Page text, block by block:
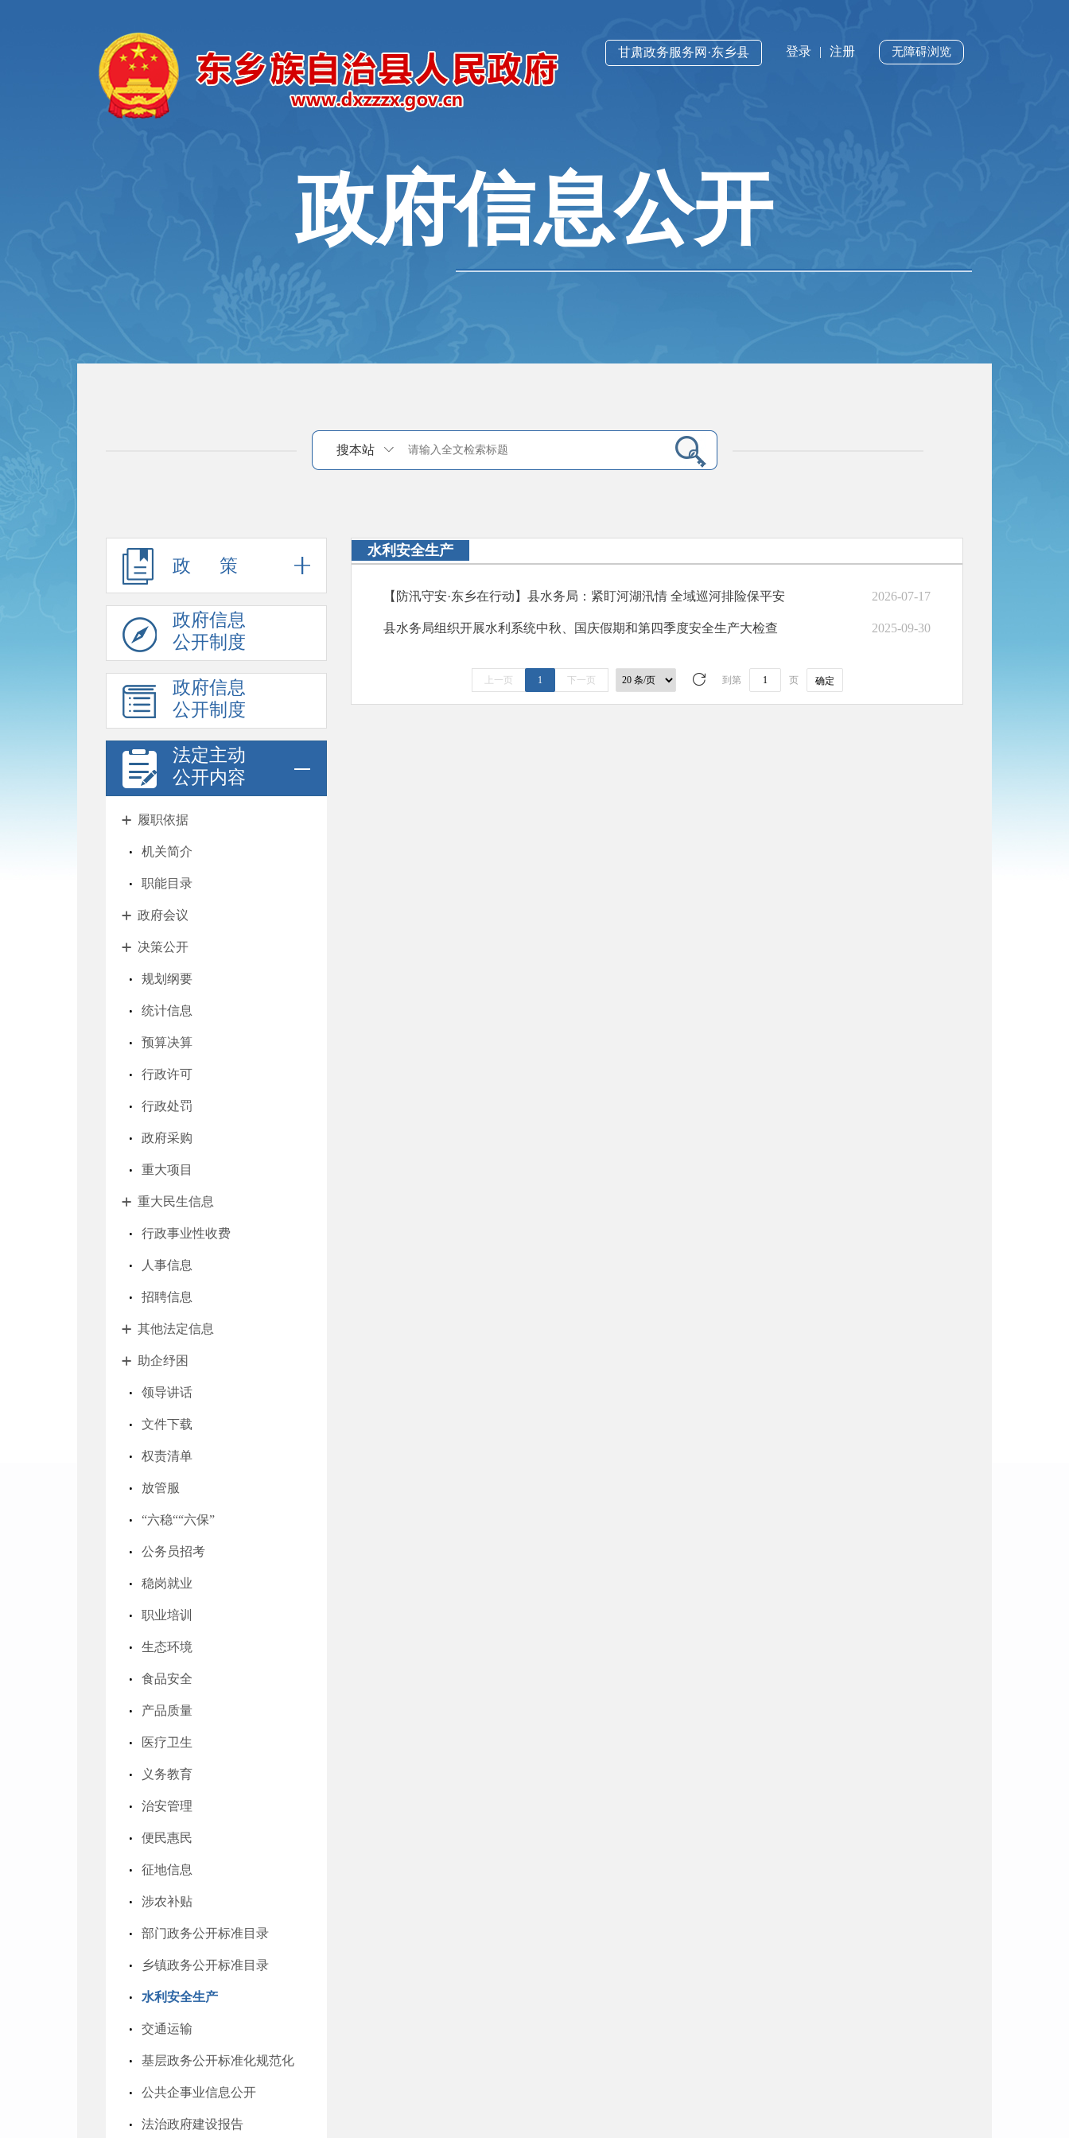
无障碍浏览
登录 | 注册
甘肃政务服务网·东乡县
政府信息公开
搜本站
政 策
政府信息
公开制度
政府信息
公开制度
法定主动
公开内容
履职依据
机关简介
职能目录
政府会议
决策公开
规划纲要
统计信息
预算决算
行政许可
行政处罚
政府采购
重大项目
重大民生信息
行政事业性收费
人事信息
招聘信息
其他法定信息
助企纾困
领导讲话
文件下载
权责清单
放管服
“六稳““六保”
公务员招考
稳岗就业
职业培训
生态环境
食品安全
产品质量
医疗卫生
义务教育
治安管理
便民惠民
征地信息
涉农补贴
部门政务公开标准目录
乡镇政务公开标准目录
水利安全生产
交通运输
基层政务公开标准化规范化
公共企事业信息公开
法治政府建设报告
水利安全生产
【防汛守安·东乡在行动】县水务局：紧盯河湖汛情 全域巡河排险保平安 2026-07-17
县水务局组织开展水利系统中秋、国庆假期和第四季度安全生产大检查 2025-09-30
上一页 1 下一页 到第 页 确定